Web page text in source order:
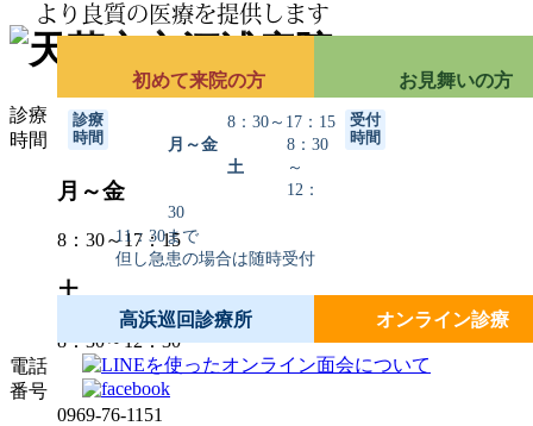
診療
時間
月～金
8：30～17：15
土
8：30～12：30
電話
番号
0969-76-1151
より良質の医療を提供します
初めて来院の方 お見舞いの方
診療
時間
月～金
8：30～17：15
土
8：30
～
12：
30
受付
時間
11：30まで
但し急患の場合は随時受付
高浜巡回診療所 オンライン診療